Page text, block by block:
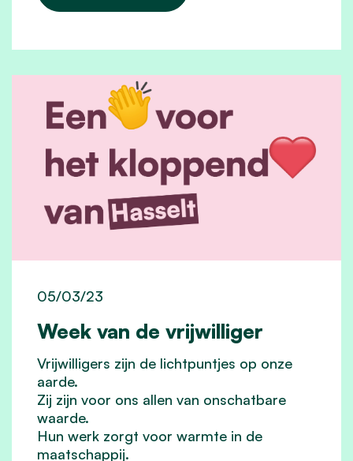
Week van de vrijwilliger
05/03/23
Vrijwilligers zijn de lichtpuntjes op onze
aarde.
Zij zijn voor ons allen van onschatbare
waarde.
Hun werk zorgt voor warmte in de
maatschappij.